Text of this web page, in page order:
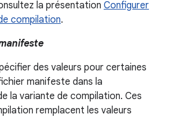
la présentation Configurer
compilation.
des valeurs pour certaines
manifeste dans la
la variante de compilation. Ces
remplacent les valeurs